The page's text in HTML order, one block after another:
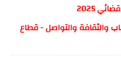
2025
والثقافة والتواصل - قطاع